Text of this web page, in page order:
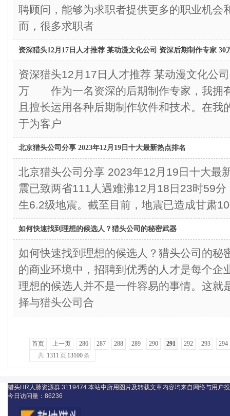
聘顾问，能够为求职者提供更多的职业机会
而，很多求职者
资深猎头12月17日人才推荐 某动漫文化公司 资深后期制作专家 30
资深猎头12月17日人才推荐 某动漫文化公
万 作为一名资深的后期制作专家，我拥
且擅长运用各种后期制作软件和技术。在我
于为客户
北京猎头公司分享 2023年12月19日十大最新热点排名
北京猎头公司分享 2023年12月19日十大
震已致两省111人遇难沸12月18日23时59
生6.2级地震。截至目前，地震已造成甘肃
如何快速找到理想的候选人？猎头公司的秘密武器
如何快速找到理想的候选人？猎头公司的
的商业环境中，招聘到优秀的人才是每个企
理想的候选人并不是一件容易的事情。这就
择与猎头公司合
首页 上一页 286 287 288 289 290 291 292 293
294
共 1311 页 13100条
猎头HR人脉资源群:3119474 本站中所用图片及转载文章内容均来自网络与用户
今日访问量： 86236